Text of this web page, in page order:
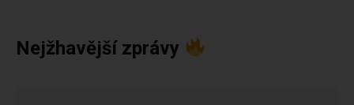
Nejžhavější zprávy